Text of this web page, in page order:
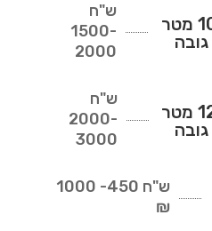
גיזום של עץ של 10 מטר
ש"ח
1500-
2000
גיזום של עץ של 12 מטר
ש"ח
2000-
3000
ש"ח
450- 1000
₪